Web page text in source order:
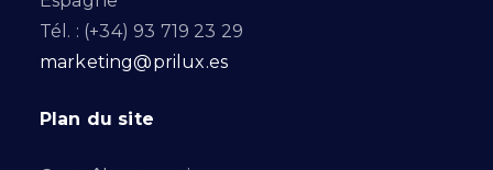
Tél. : (+34) 93 719 23 29
marketing@prilux.es
Plan du site